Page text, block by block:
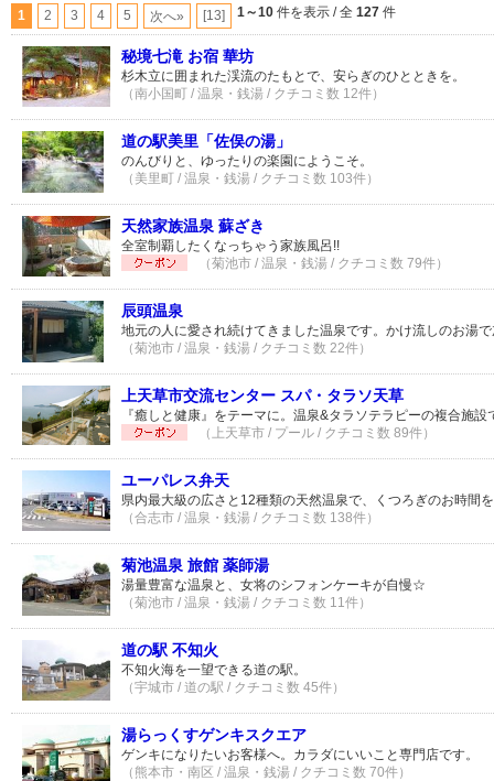
1 2 3 4 5 次へ» [13] 1～10 件を表示 / 全 127 件
秘境七滝 お宿 華坊
杉木立に囲まれた渓流のたもとで、安らぎのひとときを。
（南小国町 / 温泉・銭湯 / クチコミ数 12件）
道の駅美里「佐俣の湯」
のんびりと、ゆったりの楽園にようこそ。
（美里町 / 温泉・銭湯 / クチコミ数 103件）
天然家族温泉 蘇ざき
全室制覇したくなっちゃう家族風呂!!
（菊池市 / 温泉・銭湯 / クチコミ数 79件）
辰頭温泉
地元の人に愛され続けてきました温泉です。かけ流しのお湯
（菊池市 / 温泉・銭湯 / クチコミ数 22件）
上天草市交流センター スパ・タラソ天草
『癒しと健康』をテーマに。温泉&タラソテラピーの複合施設
（上天草市 / プール / クチコミ数 89件）
ユーパレス弁天
県内最大級の広さと12種類の天然温泉で、くつろぎのお時間
（合志市 / 温泉・銭湯 / クチコミ数 138件）
菊池温泉 旅館 薬師湯
湯量豊富な温泉と、女将のシフォンケーキが自慢☆
（菊池市 / 温泉・銭湯 / クチコミ数 11件）
道の駅 不知火
不知火海を一望できる道の駅。
（宇城市 / 道の駅 / クチコミ数 45件）
湯らっくすゲンキスクエア
ゲンキになりたいお客様へ。カラダにいいこと専門店です。
（熊本市・南区 / 温泉・銭湯 / クチコミ数 70件）